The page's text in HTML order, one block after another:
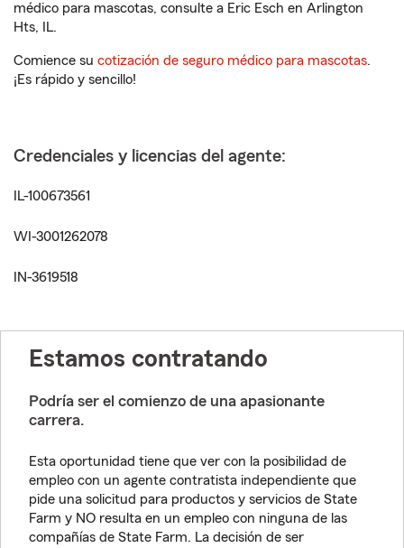
médico para mascotas, consulte a Eric Esch en Arlington
Hts, IL.
Comience su cotización de seguro médico para mascotas.
¡Es rápido y sencillo!
Credenciales y licencias del agente:
IL-100673561
WI-3001262078
IN-3619518
Estamos contratando
Podría ser el comienzo de una apasionante
carrera.
Esta oportunidad tiene que ver con la posibilidad de
empleo con un agente contratista independiente que
pide una solicitud para productos y servicios de State
Farm y NO resulta en un empleo con ninguna de las
compañías de State Farm. La decisión de ser